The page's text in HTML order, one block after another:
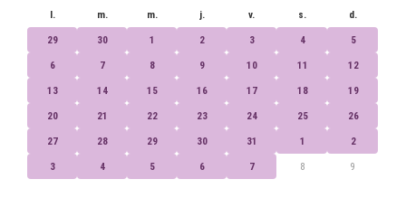
l. m. m. j. v. s. d.
29 30 1 2 3 4 5
6 7 8 9 10 11 12
13 14 15 16 17 18 19
20 21 22 23 24 25 26
27 28 29 30 31 1 2
3 4 5 6 7 8 9